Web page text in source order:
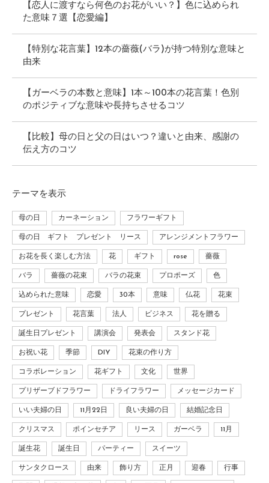
【恋人に渡すなら何色のお花がいい？】色に込められ
た意味７選【恋愛編】
【特別な花言葉】12本の薔薇(バラ)が持つ特別な意味と
由来
【ガーベラの本数と意味】1本～100本の花言葉！色別
のポジティブな意味や長持ちさせるコツ
【比較】母の日と父の日はいつ？違いと由来、感謝の
伝え方のコツ
テーマ を表示
母の日 カーネーション フラワーギフト
母の日 ギフト プレゼント リース アレンジメントフラワー
お花を長く楽しむ方法 花 ギフト rose 薔薇
バラ 薔薇の花束 バラの花束 プロポーズ 色
込められた意味 恋愛 30本 意味 仏花 花束
プレゼント 花言葉 法人 ビジネス 花を贈る
誕生日プレゼント 講演会 発表会 スタンド花
お祝い花 季節 DIY 花束の作り方
コラボレーション 花ギフト 文化 世界
プリザーブドフラワー ドライフラワー メッセージカード
いい夫婦の日 11月22日 良い夫婦の日 結婚記念日
クリスマス ポインセチア リース ガーベラ 11月
誕生花 誕生日 パーティー スイーツ
サンタクロース 由来 飾り方 正月 迎春 行事